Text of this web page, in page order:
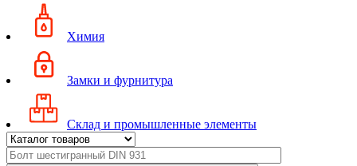
Химия
Замки и фурнитура
Склад и промышленные элементы